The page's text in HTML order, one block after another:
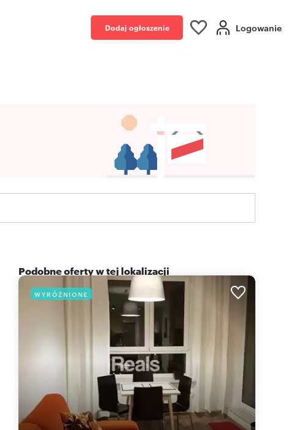
Dodaj ogłoszenie Logowanie
Podobne oferty w tej lokalizacji
WYRÓŻNIONE